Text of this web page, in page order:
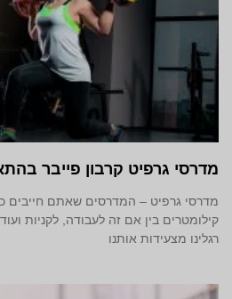
מדרסי גרפיט קרבון פייבר
מדרסי גרפיט – המדרסים שאתם חייבים
קילומטרים בין אם זה לעבודה, לקניות
רגלינו מצעידות אותנו